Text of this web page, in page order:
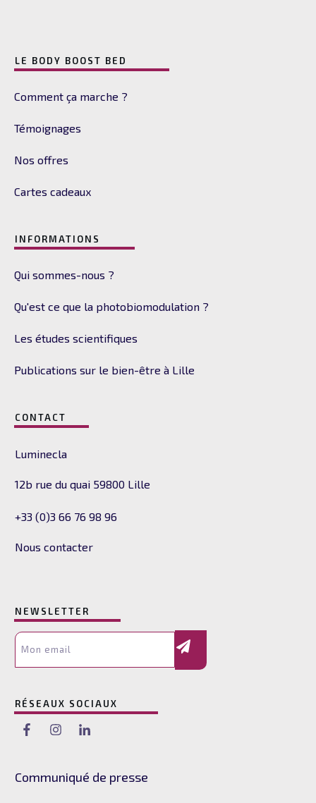
LE BODY BOOST BED
Comment ça marche ?
Témoignages
Nos offres
Cartes cadeaux
INFORMATIONS
Qui sommes-nous ?
Qu'est ce que la photobiomodulation ?
Les études scientifiques
Publications sur le bien-être à Lille
CONTACT
Luminecla
12b rue du quai 59800 Lille
+33 (0)3 66 76 98 96
Nous contacter
NEWSLETTER
RÉSEAUX SOCIAUX
Communiqué de presse